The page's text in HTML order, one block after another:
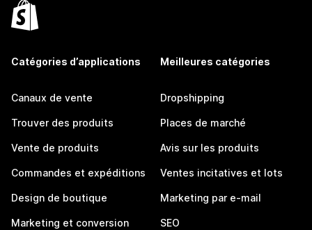
Catégories d’applications
Canaux de vente
Trouver des produits
Vente de produits
Commandes et expéditions
Design de boutique
Marketing et conversion
Meilleures catégories
Dropshipping
Places de marché
Avis sur les produits
Ventes incitatives et lots
Marketing par e-mail
SEO